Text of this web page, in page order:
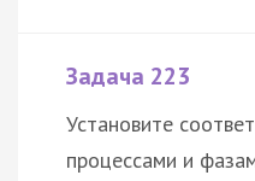
Задача 223
Установите
процессами и